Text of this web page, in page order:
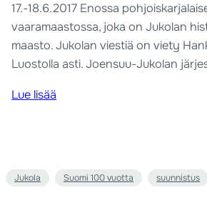
17.-18.6.2017 Enossa
vaaramaastossa, joka on Jukolan
maasto. Jukolan viestiä on viety
Luostolla asti. Joensuu-Jukolan
Lue lisää
Jukola Suomi 100 vuotta suunnistus